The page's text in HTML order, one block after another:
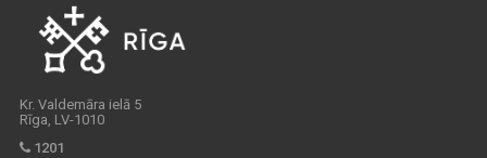
Kr. Valdemāra ielā 5
Rīga, LV-1010
1201